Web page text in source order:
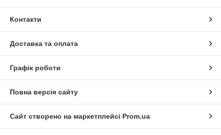
Контакти
Доставка та оплата
Графік роботи
Повна версія сайту
Сайт створено на маркетплейсі Prom.ua